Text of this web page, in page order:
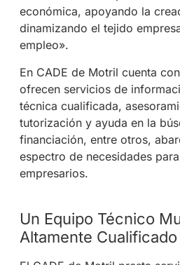
económica, apoyando la
dinamizando el tejido
empleo».
En CADE de Motril cuenta
ofrecen servicios de
técnica cualificada,
tutorización y ayuda en la
financiación, entre otros,
espectro de necesidades
empresarios.
Un Equipo Técnico
Altamente Cualificado